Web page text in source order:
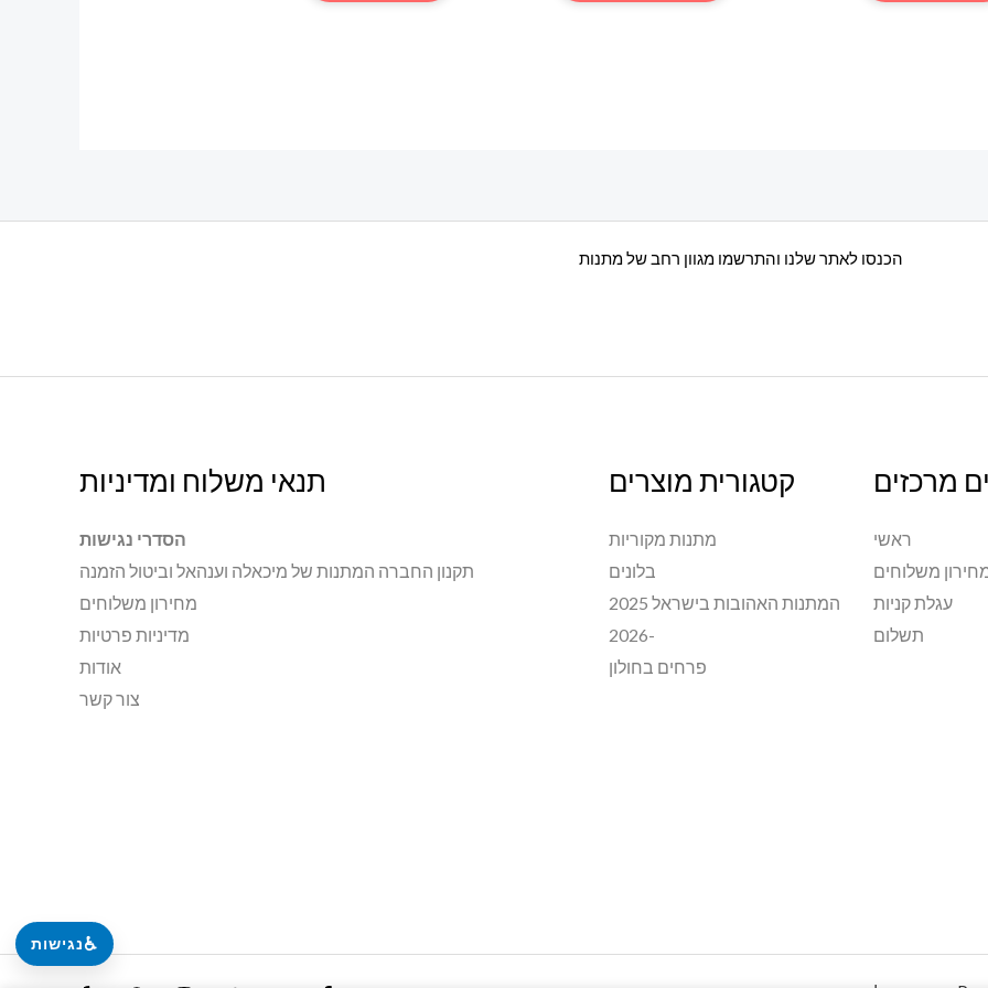
♿נגישות
האפשרויות
הכנסו לאתר שלנו והתרשמו מגוון רחב של מתנות
מרכזים
ראשי
משלוחים
עגלת קניות
תשלום
קטגורית מוצרים
מתנות מקוריות
בלונים
המתנות האהובות בישראל 2025
-2026
פרחים בחולון
תנאי משלוח ומדיניות
הסדרי נגישות
תקנון החברה המתנות של מיכאלה וענהאל וביטול הזמנה
מחירון משלוחים
מדיניות פרטיות
אודות
צור קשר